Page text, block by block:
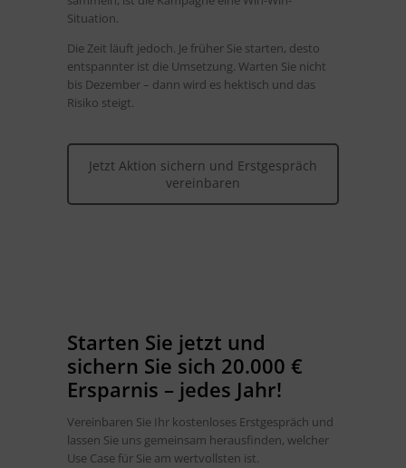
Situation.
Die Zeit läuft jedoch. Je früher Sie starten, desto
entspannter ist die Umsetzung. Warten Sie nicht
bis Dezember – dann wird es hektisch und das
Risiko steigt.
Jetzt Aktion sichern und Erstgespräch
vereinbaren
Starten Sie jetzt und
sichern Sie sich 20.000 €
Ersparnis – jedes Jahr!
Vereinbaren Sie Ihr kostenloses Erstgespräch und
lassen Sie uns gemeinsam herausfinden, welcher
Use Case für Sie am wertvollsten ist.